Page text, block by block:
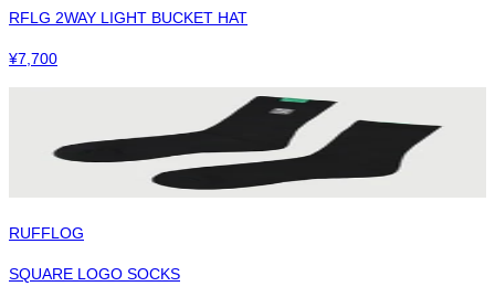
RFLG 2WAY LIGHT BUCKET HAT
¥7,700
RUFFLOG
SQUARE LOGO SOCKS